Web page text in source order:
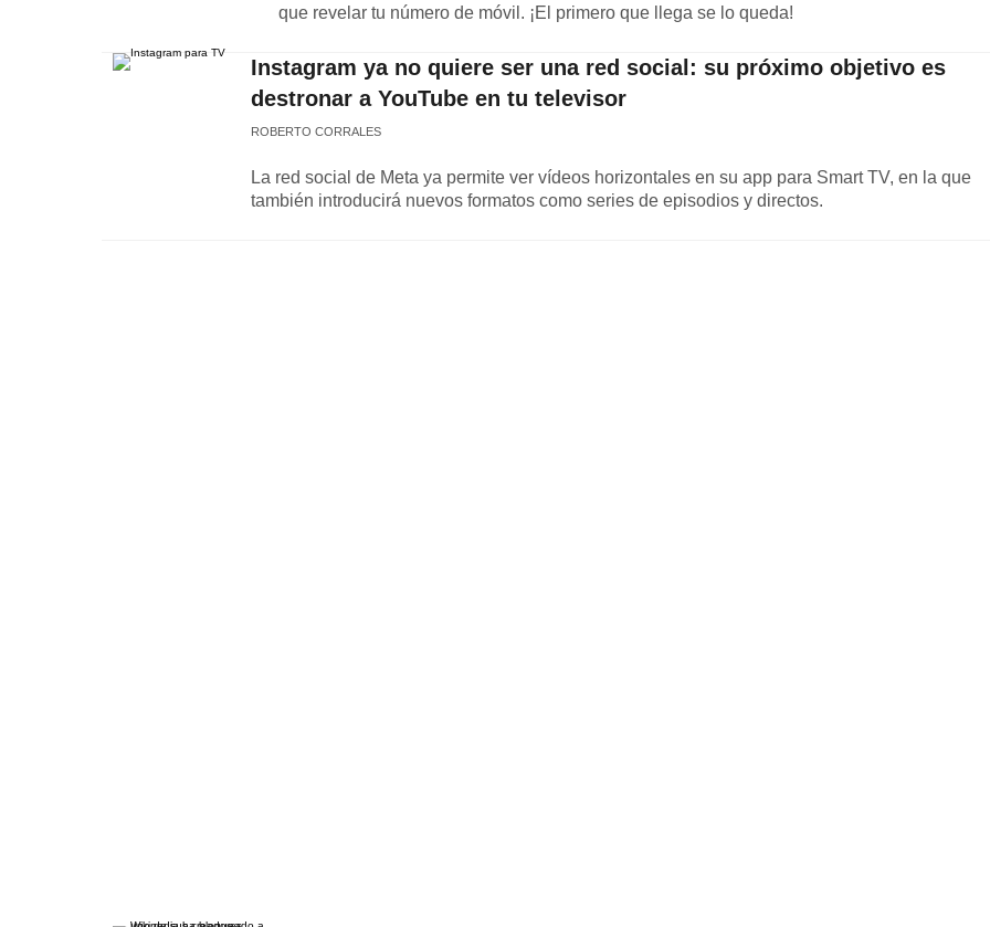
que revelar tu número de móvil. ¡El primero que llega se lo queda!
Instagram ya no quiere ser una red social: su próximo objetivo es
destronar a YouTube en tu televisor
ROBERTO CORRALES
La red social de Meta ya permite ver vídeos horizontales en su app para Smart TV, en la que
también introducirá nuevos formatos como series de episodios y directos.